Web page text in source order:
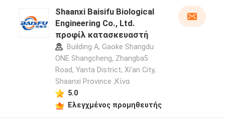
Shaanxi Baisifu Biological
Engineering Co., Ltd.
προφίλ κατασκευαστή
Building A, Gaoke Shangdu
ONE Shangcheng, Zhangba5
Road, Yanta District, Xi'an City,
Shaanxi Province ,Κίνα
5.0
Ελεγχμένος προμηθευτής